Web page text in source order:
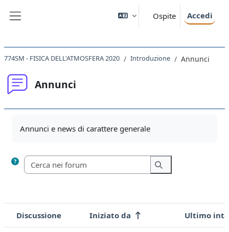
Ospite Accedi
774SM - FISICA DELL'ATMOSFERA 2020 Introduzione Annunci
Annunci
Annunci e news di carattere generale
Cerca nei forum
Cerca nei forum
Stato
Discussione Iniziato da Ultimo